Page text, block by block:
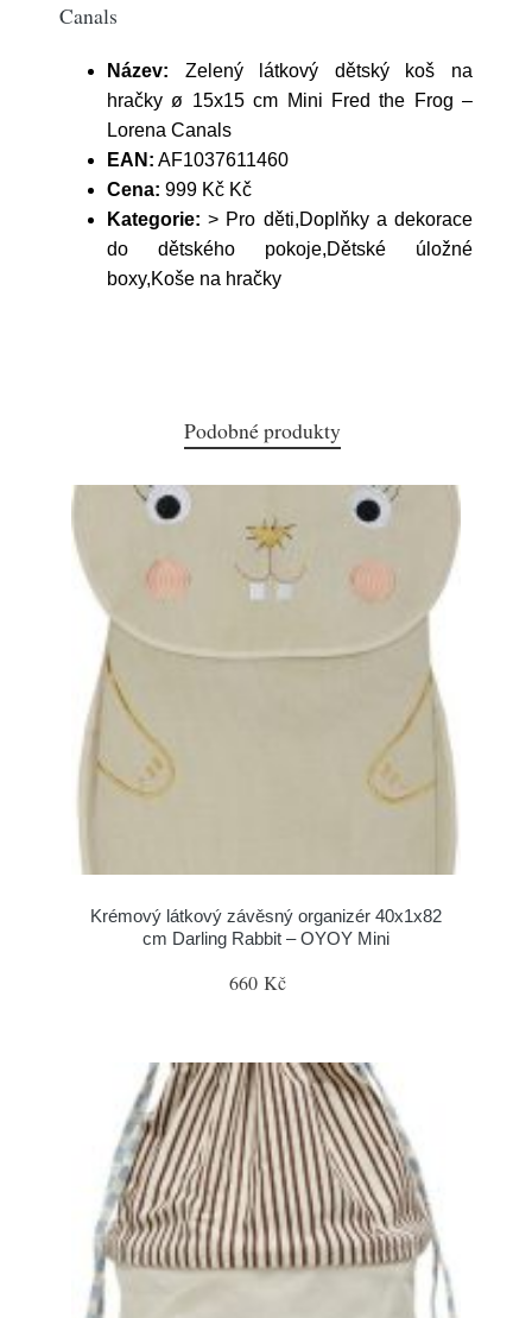
Canals
Název: Zelený látkový dětský koš na
hračky ø 15x15 cm Mini Fred the Frog –
Lorena Canals
EAN: AF1037611460
Cena: 999 Kč Kč
Kategorie: > Pro děti,Doplňky a dekorace
do dětského pokoje,Dětské úložné
boxy,Koše na hračky
Podobné produkty
Krémový látkový závěsný organizér 40x1x82
cm Darling Rabbit – OYOY Mini
660 Kč